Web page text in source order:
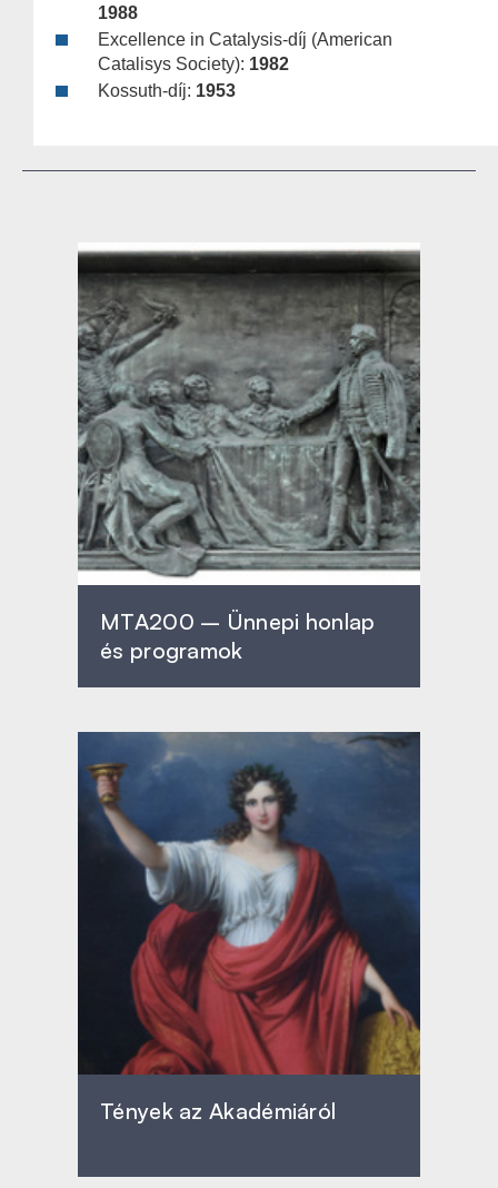
1988
Excellence in Catalysis-díj (American
Catalisys Society): 1982
Kossuth-díj: 1953
MTA200 – Ünnepi honlap
és programok
Tények az Akadémiáról